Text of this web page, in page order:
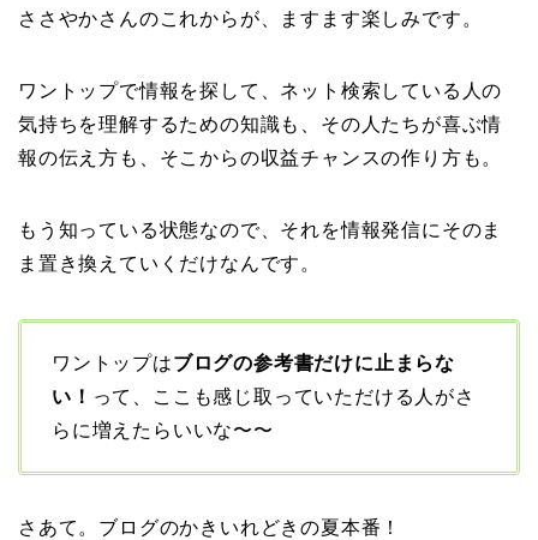
ささやかさんのこれからが、ますます楽しみです。
ワントップで情報を探して、ネット検索している人の
気持ちを理解するための知識も、その人たちが喜ぶ情
報の伝え方も、そこからの収益チャンスの作り方も。
もう知っている状態なので、それを情報発信にそのま
ま置き換えていくだけなんです。
ワントップはブログの参考書だけに止まらな
い！ って、ここも感じ取っていただける人がさ
らに増えたらいいな〜〜
さあて。ブログのかきいれどきの夏本番！